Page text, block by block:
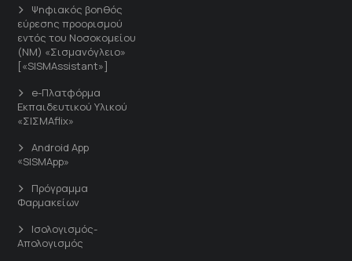
Ψηφιακός βοηθός
εύρεσης προορισμού
εντός του Νοσοκομείου
(ΝΜ) «Σισμανόγλειο»
[«SISMAssistant»]
e-Πλατφόρμα
Εκπαιδευτικού Υλικού
«ΣΙΣΜΑflix»
Android App
«SISMApp»
Πρόγραμμα
Φαρμακείων
Ισολογισμός-
Απολογισμός